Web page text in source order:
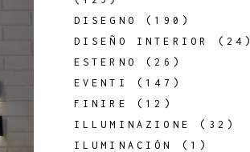
DISEGNO
(190)
DISEÑO INTERIOR
(24)
ESTERNO
(26)
EVENTI
(147)
FINIRE
(12)
ILLUMINAZIONE
(32)
ILUMINACIÓN
(1)